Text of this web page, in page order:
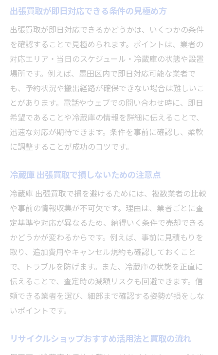
家電リサイクル法に基づく出張買取の流れ
家具や服も同時に買取できるサービス活用
冷蔵庫出張買取における安全性のポイント
冷蔵庫 出張買取で安全に利用するための対
策
出張買取は危険？安心できる業者の選び方
冷蔵庫 出張買取時に確認すべき契約内容
即日対応でも安全性を確保するための工夫
墨田区リサイクルショップとの安全性比較
女性や高齢者でも安心の出張買取利用法
冷蔵庫 出張買取を賢く活用する一連の流れ
墨田区で出張買取を申し込む際の注意点
冷蔵庫の査定から搬出までの具体的手順
出張買取で高額査定を狙うポイント解説
リサイクルショップとの比較で見る出張買
取
即日現金化までの流れと必要な準備事項
墨田区で冷蔵庫出張買取を選ぶ理由とは
冷蔵庫 出張買取が墨田区で選ばれるワケ
出張買取が即日対応できる条件の見極め方
出張買取が即日対応できるかどうかは、いくつかの条件
を確認することで見極められます。ポイントは、業者の
対応エリア・当日のスケジュール・冷蔵庫の状態や設置
場所です。例えば、墨田区内で即日対応可能な業者で
も、予約状況や搬出経路が確保できない場合は難しいこ
とがあります。電話やウェブでの問い合わせ時に、即日
希望であることや冷蔵庫の情報を詳細に伝えることで、
迅速な対応が期待できます。条件を事前に確認し、柔軟
に調整することが成功のコツです。
冷蔵庫 出張買取で損しないための注意点
冷蔵庫 出張買取で損を避けるためには、複数業者の比較
や事前の情報収集が不可欠です。理由は、業者ごとに査
定基準や対応が異なるため、納得いく条件で売却できる
かどうかが変わるからです。例えば、事前に見積もりを
取り、追加費用やキャンセル規約も確認しておくこと
で、トラブルを防げます。また、冷蔵庫の状態を正直に
伝えることで、査定時の減額リスクも回避できます。信
頼できる業者を選び、細部まで確認する姿勢が損をしな
いポイントです。
リサイクルショップおすすめ活用法と買取の流れ